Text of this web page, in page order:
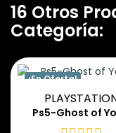
16 Otros
Categoría:
¡En Oferta!
Ps5-Ghost of